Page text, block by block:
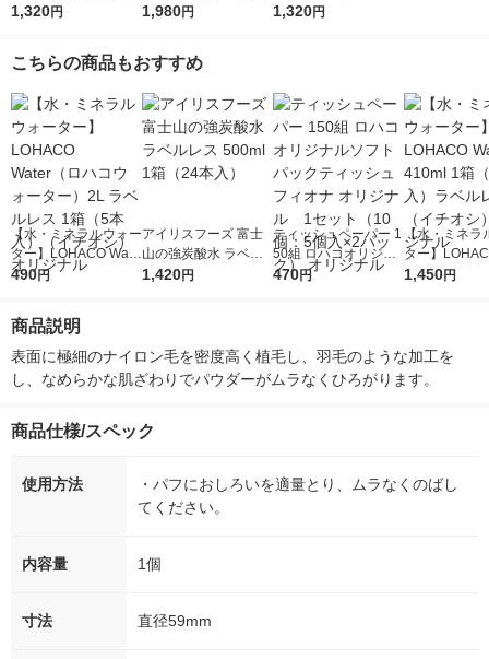
枚×5冊）
1,320円 1,980円
×2個
1,320円
こちらの商品もおすすめ
【水・ミネラルウォー
ター】LOHACO Wate
r（ロハコウォータ
シ） オリジナル
490円
アイリスフーズ 富士
山の強炭酸水 ラベル
レス 500ml 1箱（24
1,420円
ティッシュペーパー 1
50組 ロハコオリジナ
ルソフトパックティッ
オリジナル
470円
【水・ミネラ
ター】
r 410ml 1箱（
1,450円
商品説明
表面に極細のナイロン毛を密度高く植毛し、羽毛のような加工を
し、なめらかな肌ざわりでパウダーがムラなくひろがります。
商品仕様/スペック
使用方法
・パフにおしろいを適量とり、ムラなくのばし
てください。
内容量 1個
寸法 直径59mm